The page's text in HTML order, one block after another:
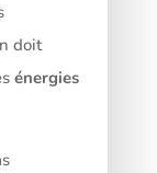
doit
énergies